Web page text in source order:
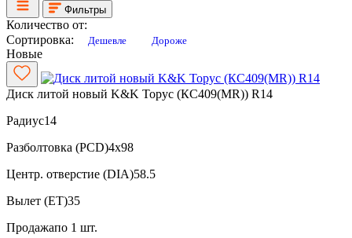
Фильтры
Количество от:
Сортировка:
Дешевле Дороже
Новые
Диск литой новый K&K Торус (КС409(MR)) R14
Радиус14
Разболтовка (PCD)4x98
Центр. отверстие (DIA)58.5
Вылет (ET)35
Продажапо 1 шт.